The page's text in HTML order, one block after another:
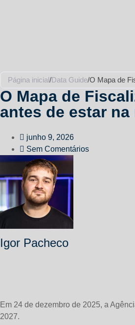
Página inicial/Data Guide/O Mapa de
O Mapa de
antes de estar na
junho 9, 2026
Sem Comentários
Igor Pacheco
Em 24 de dezembro de 2025, a
2027.